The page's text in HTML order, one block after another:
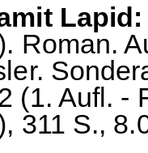
Roman.
(1. Aufl. -
311 S.,